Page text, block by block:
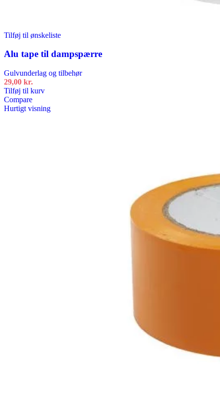
Tilføj til ønskeliste
Alu tape til dampspærre
Gulvunderlag og tilbehør
29,00 kr.
Tilføj til kurv
Compare
Hurtigt visning